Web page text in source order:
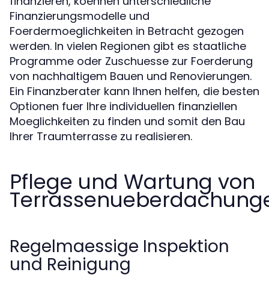
Finanzierungsmodelle und
Foerdermoeglichkeiten in Betracht gezogen
werden. In vielen Regionen gibt es staatliche
Programme oder Zuschuesse zur Foerderung
von nachhaltigem Bauen und Renovierungen.
Ein Finanzberater kann Ihnen helfen, die besten
Optionen fuer Ihre individuellen finanziellen
Moeglichkeiten zu finden und somit den Bau
Ihrer Traumterrasse zu realisieren.
Pflege und Wartung von
Regelmaessige Inspektion
und Reinigung